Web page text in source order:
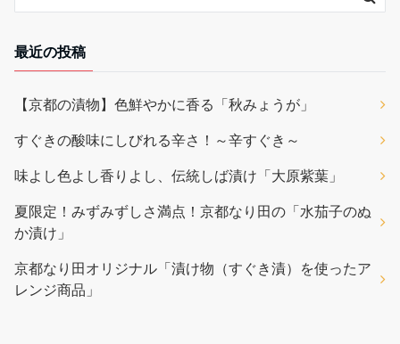
最近の投稿
【京都の漬物】色鮮やかに香る「秋みょうが」
すぐきの酸味にしびれる辛さ！～辛すぐき～
味よし色よし香りよし、伝統しば漬け「大原紫葉」
夏限定！みずみずしさ満点！京都なり田の「水茄子のぬ
か漬け」
京都なり田オリジナル「漬け物（すぐき漬）を使ったア
レンジ商品」